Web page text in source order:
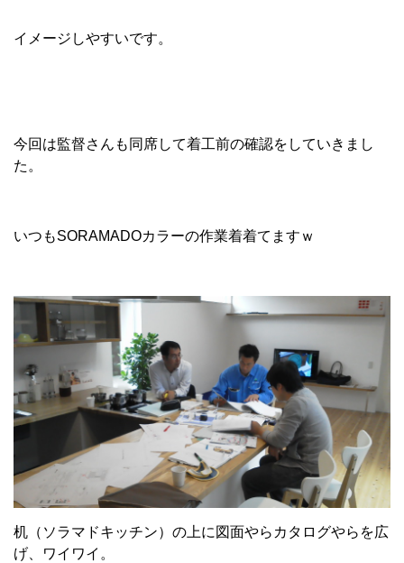
イメージしやすいです。
今回は監督さんも同席して着工前の確認をしていきまし
た。
いつもSORAMADOカラーの作業着着てますｗ
机（ソラマドキッチン）の上に図面やらカタログやらを広
げ、ワイワイ。